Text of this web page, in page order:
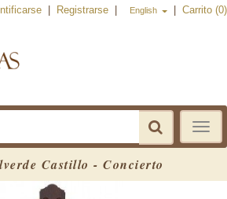
Registrarse English Carrito (0)
Toggle
Castillo - Concierto